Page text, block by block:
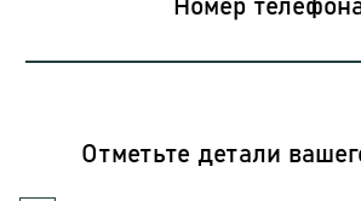
Номер
Отметьте детали